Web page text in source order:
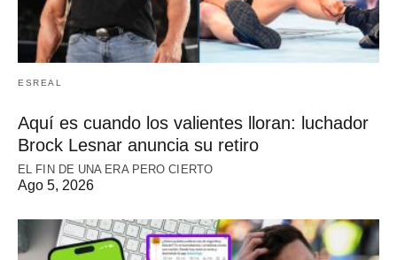
ESREAL
Aquí es cuando los valientes lloran: luchador
Brock Lesnar anuncia su retiro
EL FIN DE UNA ERA PERO CIERTO
Ago 5, 2026